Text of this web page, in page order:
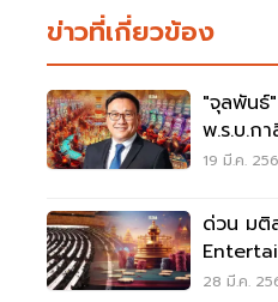
ข่าวที่เกี่ยวข้อง
"จุลพันธ์
พ.ร.บ.ก
ครม.
19 มี.ค.
ด่วน มติ
ด้วย
28 มี.ค.